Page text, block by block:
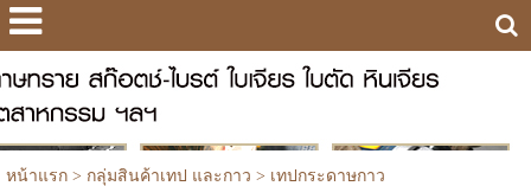
หน้าแรก> กลุ่มสินค้าเทป และกาว > เทปกระดาษกาว